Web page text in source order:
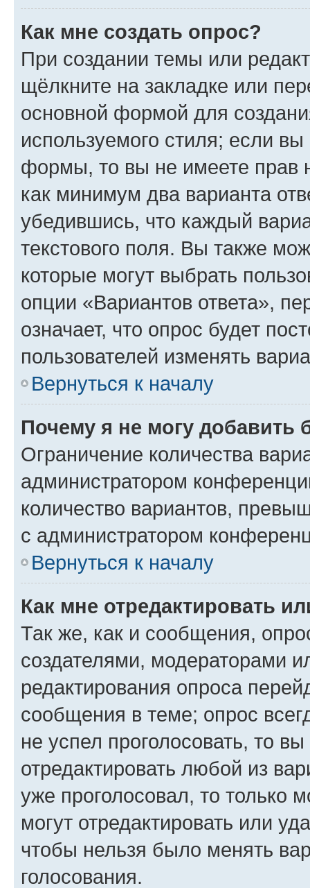
Как мне создать опрос?
При создании темы или
щёлкните на закладке или
основной формой для
используемого стиля; если
формы, то вы не имеете прав
как минимум два варианта
убедившись, что каждый
текстового поля. Вы также
которые могут выбрать
опции «Вариантов ответа»,
означает, что опрос будет
пользователей изменять
Вернуться к началу
Почему я не могу добавить
Ограничение количества
администратором
количество вариантов,
с администратором
Вернуться к началу
Как мне отредактировать
Так же, как и сообщения,
создателями, модераторами
редактирования опроса
сообщения в теме; опрос
не успел проголосовать, то
отредактировать любой из
уже проголосовал, то только
могут отредактировать или
чтобы нельзя было менять
голосования.